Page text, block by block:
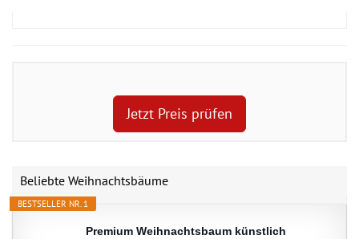
Jetzt Preis prüfen
Beliebte Weihnachtsbäume
BESTSELLER NR. 1
Premium Weihnachtsbaum künstlich